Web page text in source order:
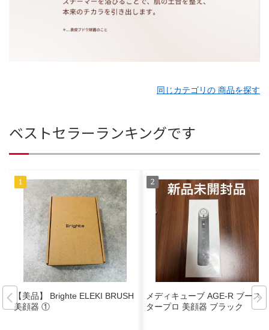
同じカテゴリの 商品を探す
ベストセラーランキングです
【美品】 Brighte ELEKI BRUSH
美顔器 ①
メディキューブ AGE-R ブース
タープロ 美顔器 ブラック